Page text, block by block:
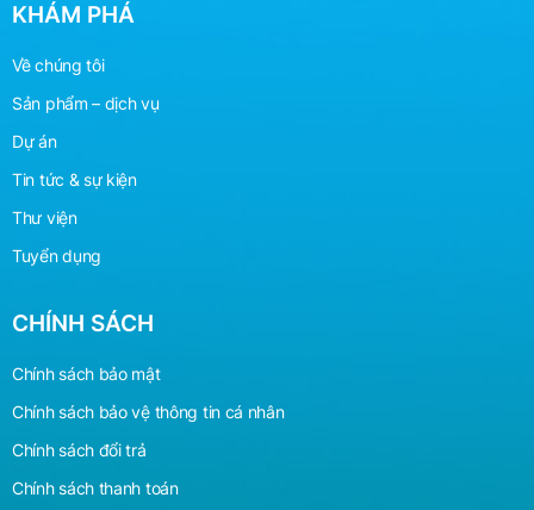
KHÁM PHÁ
Về chúng tôi
Sản phẩm – dịch vụ
Dự án
Tin tức & sự kiện
Thư viện
Tuyển dụng
CHÍNH SÁCH
Chính sách bảo mật
Chính sách bảo vệ thông tin cá nhân
Chính sách đổi trả
Chính sách thanh toán